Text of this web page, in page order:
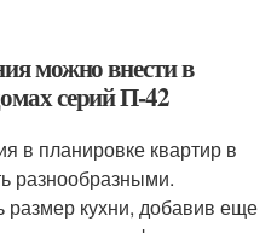
можно внести в
серий П-42
в планировке квартир в
разнообразными.
кухни, добавив еще